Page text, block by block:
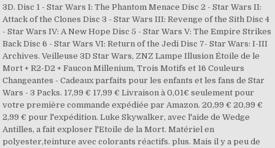
3D. Disc 1 - Star Wars I: The Phantom Menace Disc 2 - Star Wars II:
Attack of the Clones Disc 3 - Star Wars III: Revenge of the Sith Disc 4
- Star Wars IV: A New Hope Disc 5 - Star Wars V: The Empire Strikes
Back Disc 6 - Star Wars VI: Return of the Jedi Disc 7- Star Wars: I-III
Archives. Veilleuse 3D Star Wars, ZNZ Lampe Illusion Étoile de le
Mort + R2-D2 + Faucon Millenium, Trois Motifs et 16 Couleurs
Changeantes - Cadeaux parfaits pour les enfants et les fans de Star
Wars - 3 Packs. 17,99 € 17,99 € Livraison à 0,01€ seulement pour
votre première commande expédiée par Amazon. 20,99 € 20,99 €
2,99 € pour l'expédition. Luke Skywalker, avec l'aide de Wedge
Antilles, a fait exploser l'Etoile de la Mort. Matériel en
polyester,teinture avec colorants réactifs. plus. Mais il y a peu de